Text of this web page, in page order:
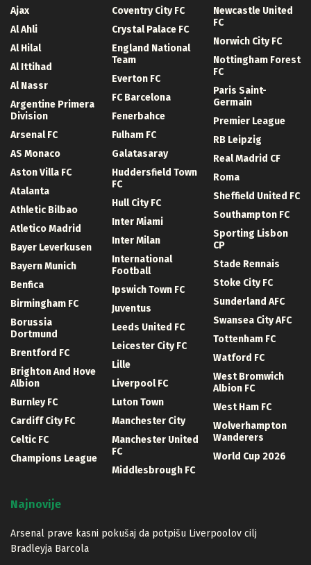
Ajax
Al Ahli
Al Hilal
Al Ittihad
Al Nassr
Argentine Primera
Division
Arsenal FC
AS Monaco
Aston Villa FC
Atalanta
Athletic Bilbao
Atletico Madrid
Bayer Leverkusen
Bayern Munich
Benfica
Birmingham FC
Borussia
Dortmund
Brentford FC
Brighton And Hove
Albion
Burnley FC
Cardiff City FC
Celtic FC
Champions League
Coventry City FC
Crystal Palace FC
England National
Team
Everton FC
FC Barcelona
Fenerbahce
Fulham FC
Galatasaray
Huddersfield Town
FC
Hull City FC
Inter Miami
Inter Milan
International
Football
Ipswich Town FC
Juventus
Leeds United FC
Leicester City FC
Lille
Liverpool FC
Luton Town
Manchester City
Manchester United
FC
Middlesbrough FC
Newcastle United
FC
Norwich City FC
Nottingham Forest
FC
Paris Saint-
Germain
Premier League
RB Leipzig
Real Madrid CF
Roma
Sheffield United FC
Southampton FC
Sporting Lisbon
CP
Stade Rennais
Stoke City FC
Sunderland AFC
Swansea City AFC
Tottenham FC
Watford FC
West Bromwich
Albion FC
West Ham FC
Wolverhampton
Wanderers
World Cup 2026
Najnovije
Arsenal prave kasni pokušaj da potpišu Liverpoolov cilj
Bradleyja Barcola